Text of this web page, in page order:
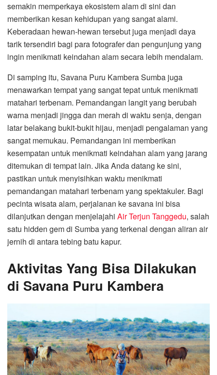
semakin memperkaya ekosistem alam di sini dan
memberikan kesan kehidupan yang sangat alami.
Keberadaan hewan-hewan tersebut juga menjadi daya
tarik tersendiri bagi para fotografer dan pengunjung yang
ingin menikmati keindahan alam secara lebih mendalam.
Di samping itu, Savana Puru Kambera Sumba juga
menawarkan tempat yang sangat tepat untuk menikmati
matahari terbenam. Pemandangan langit yang berubah
warna menjadi jingga dan merah di waktu senja, dengan
latar belakang bukit-bukit hijau, menjadi pengalaman yang
sangat memukau. Pemandangan ini memberikan
kesempatan untuk menikmati keindahan alam yang jarang
ditemukan di tempat lain. Jika Anda datang ke sini,
pastikan untuk menyisihkan waktu menikmati
pemandangan matahari terbenam yang spektakuler. Bagi
pecinta wisata alam, perjalanan ke savana ini bisa
dilanjutkan dengan menjelajahi Air Terjun Tanggedu, salah
satu hidden gem di Sumba yang terkenal dengan aliran air
jernih di antara tebing batu kapur.
Aktivitas Yang Bisa Dilakukan
di Savana Puru Kambera